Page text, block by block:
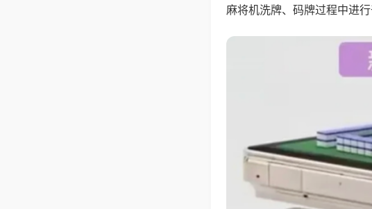
麻将机洗牌、码牌过程中进行